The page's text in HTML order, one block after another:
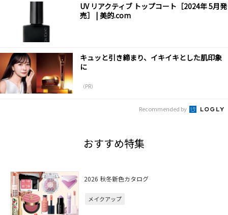
UV リアクティブ トップコート［2024年 5月発
売］ | 美的.com
キュッと引き締まり、イキイキとした肌印象
に
（PR）
Recommended by
おすすめ特集
2026 秋冬新色カタログ
メイクアップ